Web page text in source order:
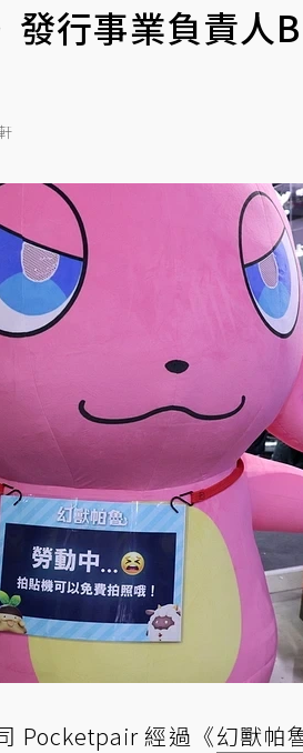
發行事業負責人
Pocketpair 經過《幻獸帕